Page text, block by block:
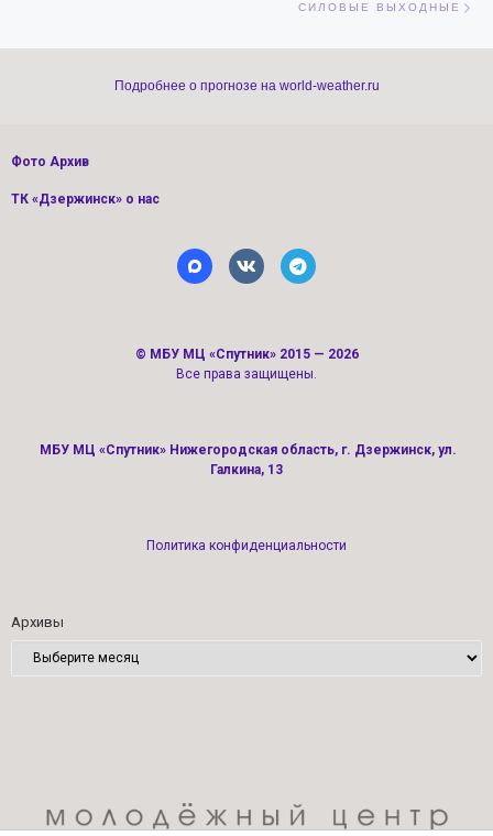
СИЛОВЫЕ ВЫХОДНЫЕ
Подробнее о прогнозе на world-weather.ru
Фото Архив
ТК «Дзержинск» о нас
© МБУ МЦ «Спутник» 2015 — 2026
Все права защищены.
МБУ МЦ «Спутник» Нижегородская область, г. Дзержинск, ул.
Галкина, 13
Политика конфиденциальности
Архивы